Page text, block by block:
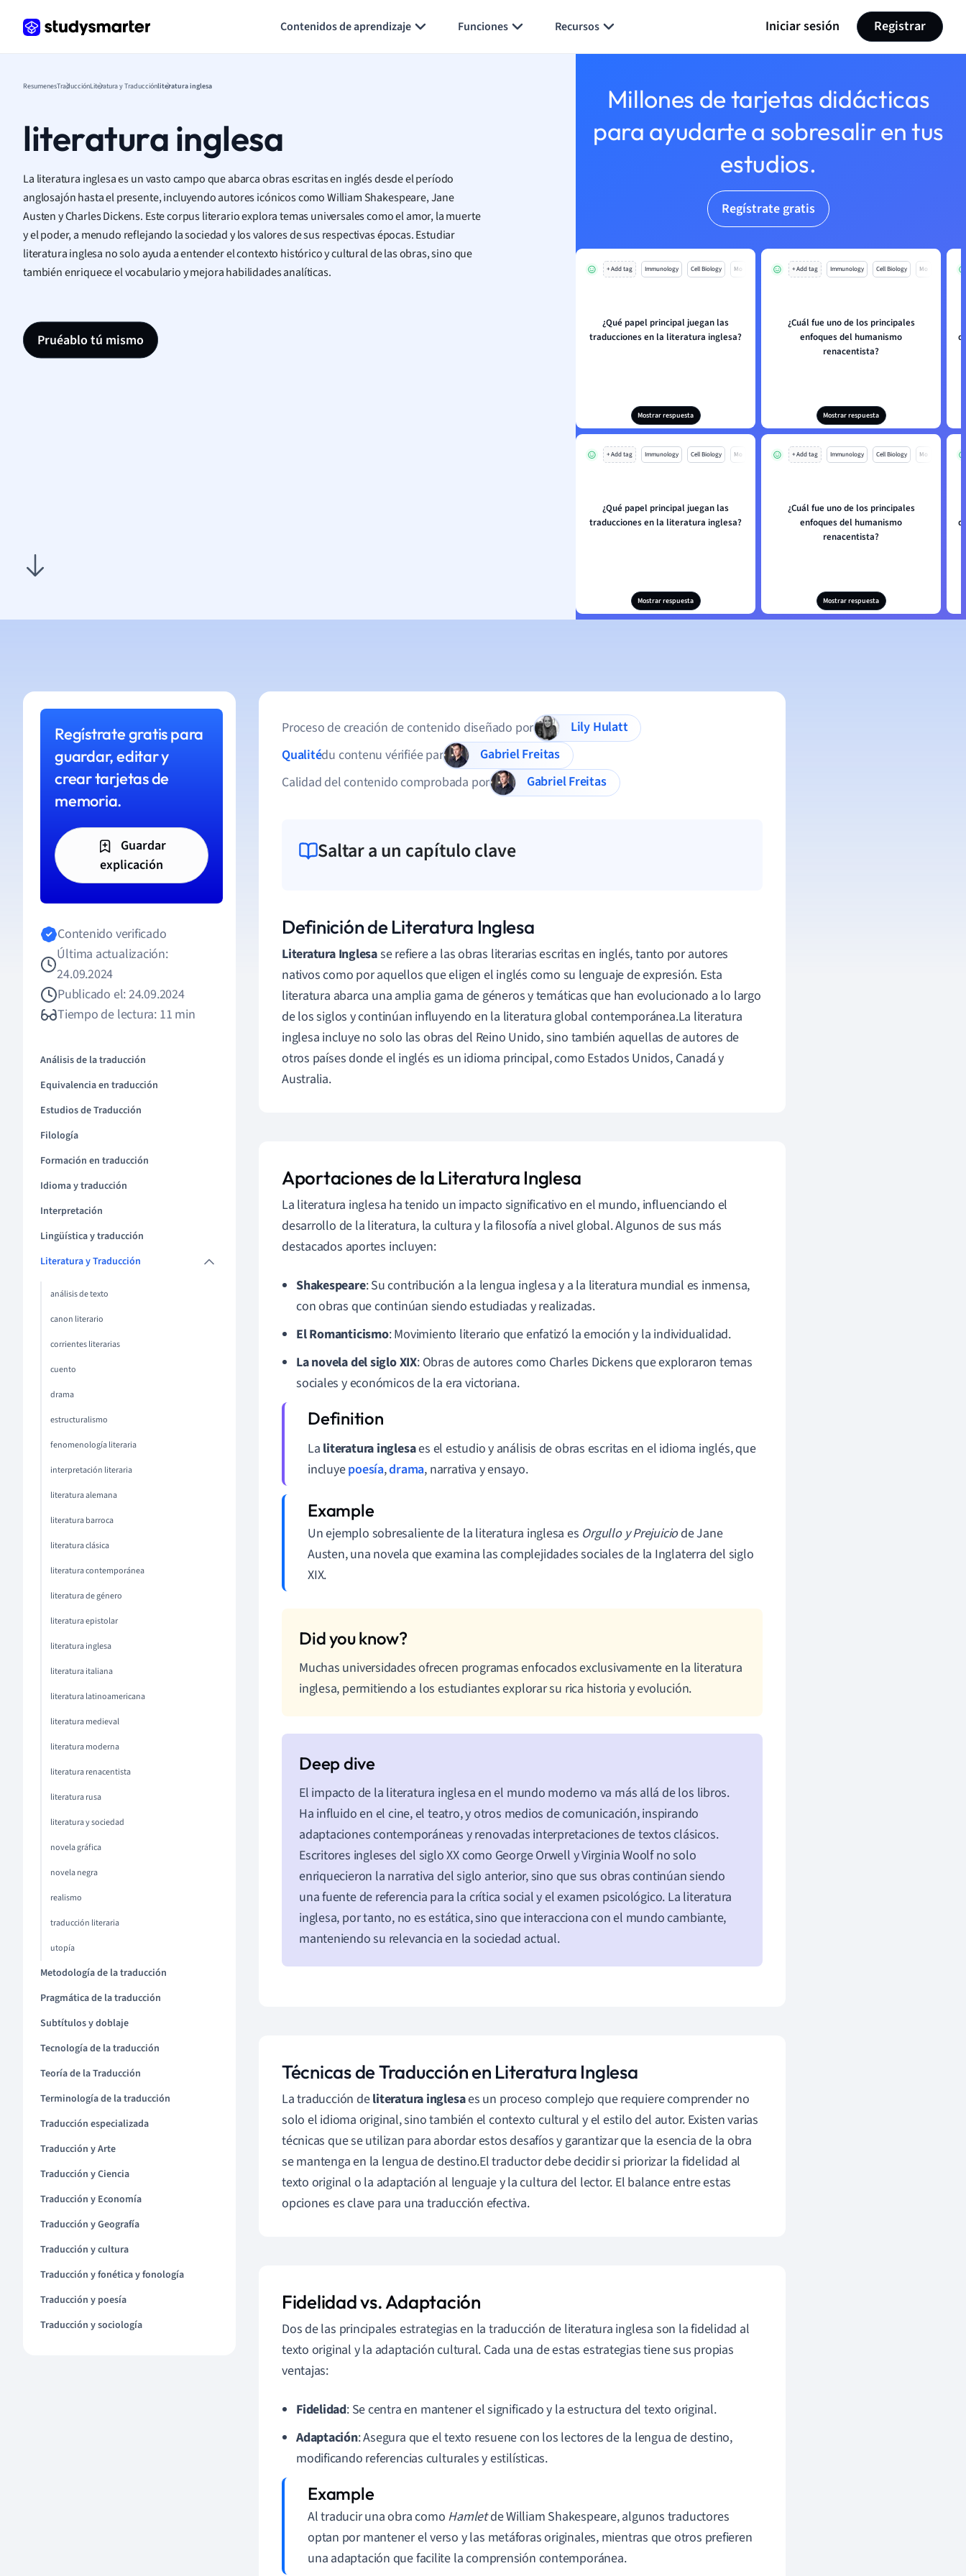
Contenidos de aprendizaje Funciones Recursos Iniciar sesión Registrar
ResumenesTraducciónLiteratura y Traducciónliteratura inglesa
literatura inglesa
La literatura inglesa es un vasto campo que abarca obras escritas en inglés desde el período
anglosajón hasta el presente, incluyendo autores icónicos como William Shakespeare, Jane
Austen y Charles Dickens. Este corpus literario explora temas universales como el amor, la muerte
y el poder, a menudo reflejando la sociedad y los valores de sus respectivas épocas. Estudiar
literatura inglesa no solo ayuda a entender el contexto histórico y cultural de las obras, sino que
también enriquece el vocabulario y mejora habilidades analíticas.
Pruéablo tú mismo
Millones de tarjetas didácticas
para ayudarte a sobresalir en tus
estudios.
Regístrate gratis
+ Add tag Immunology Cell Biology Mo
¿Qué papel principal juegan las
traducciones en la literatura inglesa?
Mostrar respuesta
+ Add tag Immunology Cell Biology Mo
¿Cuál fue uno de los principales
enfoques del humanismo
renacentista?
Mostrar respuesta
+ Add tag Immunology Cell Biology Mo
¿Qué papel principal juegan las
traducciones en la literatura inglesa?
Mostrar respuesta
+ Add tag Immunology Cell Biology Mo
¿Cuál fue uno de los principales
enfoques del humanismo
renacentista?
Mostrar respuesta
Regístrate gratis para
guardar, editar y
crear tarjetas de
memoria.
Guardar
explicación
Contenido verificado
Última actualización:
24.09.2024
Publicado el: 24.09.2024
Tiempo de lectura: 11 min
Análisis de la traducción
Equivalencia en traducción
Estudios de Traducción
Filología
Formación en traducción
Idioma y traducción
Interpretación
Lingüística y traducción
Literatura y Traducción
análisis de texto
canon literario
corrientes literarias
cuento
drama
estructuralismo
fenomenología literaria
interpretación literaria
literatura alemana
literatura barroca
literatura clásica
literatura contemporánea
literatura de género
literatura epistolar
literatura inglesa
literatura italiana
literatura latinoamericana
literatura medieval
literatura moderna
literatura renacentista
literatura rusa
literatura y sociedad
novela gráfica
novela negra
realismo
traducción literaria
utopía
Metodología de la traducción
Pragmática de la traducción
Subtítulos y doblaje
Tecnología de la traducción
Teoría de la Traducción
Terminología de la traducción
Traducción especializada
Traducción y Arte
Traducción y Ciencia
Traducción y Economía
Traducción y Geografía
Traducción y cultura
Traducción y fonética y fonología
Traducción y poesía
Traducción y sociología
Proceso de creación de contenido diseñado por
Lily Hulatt
Qualitédu contenu vérifiée par
Gabriel Freitas
Calidad del contenido comprobada por
Gabriel Freitas
Saltar a un capítulo clave
Definición de Literatura Inglesa
Literatura Inglesase refiere a las obras literarias escritas en inglés, tanto por autores
nativos como por aquellos que eligen el inglés como su lenguaje de expresión. Esta
literatura abarca una amplia gama de géneros y temáticas que han evolucionado a lo largo
de los siglos y continúan influyendo en la literatura global contemporánea.La literatura
inglesa incluye no solo las obras del Reino Unido, sino también aquellas de autores de
otros países donde el inglés es un idioma principal, como Estados Unidos, Canadá y
Australia.
Aportaciones de la Literatura Inglesa
La literatura inglesa ha tenido un impacto significativo en el mundo, influenciando el
desarrollo de la literatura, la cultura y la filosofía a nivel global. Algunos de sus más
destacados aportes incluyen:
Shakespeare: Su contribución a la lengua inglesa y a la literatura mundial es inmensa,
con obras que continúan siendo estudiadas y realizadas.
El Romanticismo: Movimiento literario que enfatizó la emoción y la individualidad.
La novela del siglo XIX: Obras de autores como Charles Dickens que exploraron temas
sociales y económicos de la era victoriana.
La literatura inglesaes el estudio y análisis de obras escritas en el idioma inglés, que
incluyepoesía,drama, narrativa y ensayo.
Un ejemplo sobresaliente de la literatura inglesa es Orgullo y Prejuiciode Jane
Austen, una novela que examina las complejidades sociales de la Inglaterra del siglo
XIX.
Muchas universidades ofrecen programas enfocados exclusivamente en la literatura
inglesa, permitiendo a los estudiantes explorar su rica historia y evolución.
El impacto de la literatura inglesa en el mundo moderno va más allá de los libros.
Ha influido en el cine, el teatro, y otros medios de comunicación, inspirando
adaptaciones contemporáneas y renovadas interpretaciones de textos clásicos.
Escritores ingleses del siglo XX como George Orwell y Virginia Woolf no solo
enriquecieron la narrativa del siglo anterior, sino que sus obras continúan siendo
una fuente de referencia para la crítica social y el examen psicológico. La literatura
inglesa, por tanto, no es estática, sino que interacciona con el mundo cambiante,
manteniendo su relevancia en la sociedad actual.
Técnicas de Traducción en Literatura Inglesa
La traducción deliteratura inglesaes un proceso complejo que requiere comprender no
solo el idioma original, sino también el contexto cultural y el estilo del autor. Existen varias
técnicas que se utilizan para abordar estos desafíos y garantizar que la esencia de la obra
se mantenga en la lengua de destino.El traductor debe decidir si priorizar la fidelidad al
texto original o la adaptación al lenguaje y la cultura del lector. El balance entre estas
opciones es clave para una traducción efectiva.
Fidelidad vs. Adaptación
Dos de las principales estrategias en la traducción de literatura inglesa son la fidelidad al
texto original y la adaptación cultural. Cada una de estas estrategias tiene sus propias
ventajas:
Fidelidad: Se centra en mantener el significado y la estructura del texto original.
Adaptación: Asegura que el texto resuene con los lectores de la lengua de destino,
modificando referencias culturales y estilísticas.
Al traducir una obra como Hamletde William Shakespeare, algunos traductores
optan por mantener el verso y las metáforas originales, mientras que otros prefieren
una adaptación que facilite la comprensión contemporánea.